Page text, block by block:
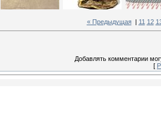
« Предыдущая| 11 12
Добавлять комментарии
[